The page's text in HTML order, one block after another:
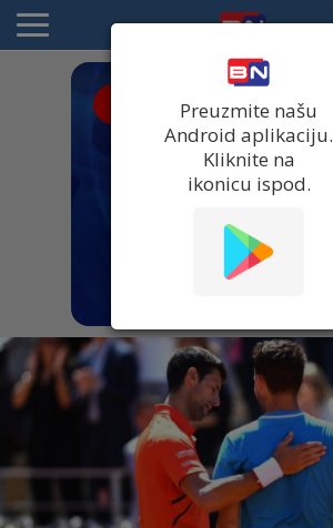
Preuzmite našu
Android aplikaciju.
Kliknite na
ikonicu ispod.